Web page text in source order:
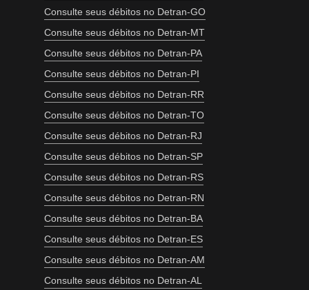
Consulte seus débitos no Detran-GO
Consulte seus débitos no Detran-MT
Consulte seus débitos no Detran-PA
Consulte seus débitos no Detran-PI
Consulte seus débitos no Detran-RR
Consulte seus débitos no Detran-TO
Consulte seus débitos no Detran-RJ
Consulte seus débitos no Detran-SP
Consulte seus débitos no Detran-RS
Consulte seus débitos no Detran-RN
Consulte seus débitos no Detran-BA
Consulte seus débitos no Detran-ES
Consulte seus débitos no Detran-AM
Consulte seus débitos no Detran-AL